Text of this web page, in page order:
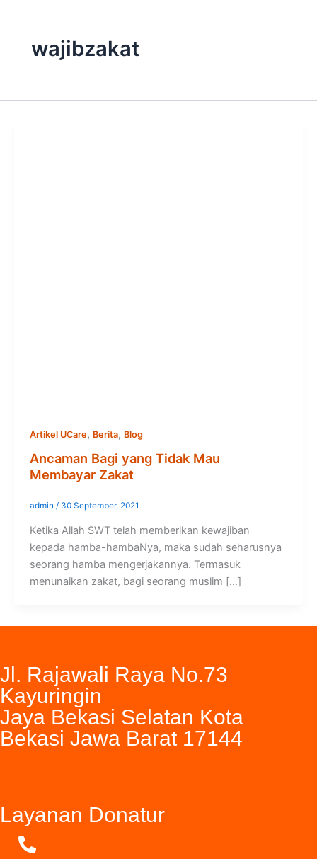
wajibzakat
Artikel UCare, Berita, Blog
Ancaman Bagi yang Tidak Mau
Membayar Zakat
admin / 30 September, 2021
Ketika Allah SWT telah memberikan kewajiban
kepada hamba-hambaNya, maka sudah seharusnya
seorang hamba mengerjakannya. Termasuk
menunaikan zakat, bagi seorang muslim […]
Jl. Rajawali Raya No.73
Kayuringin
Jaya Bekasi Selatan Kota
Bekasi Jawa Barat 17144
Layanan Donatur